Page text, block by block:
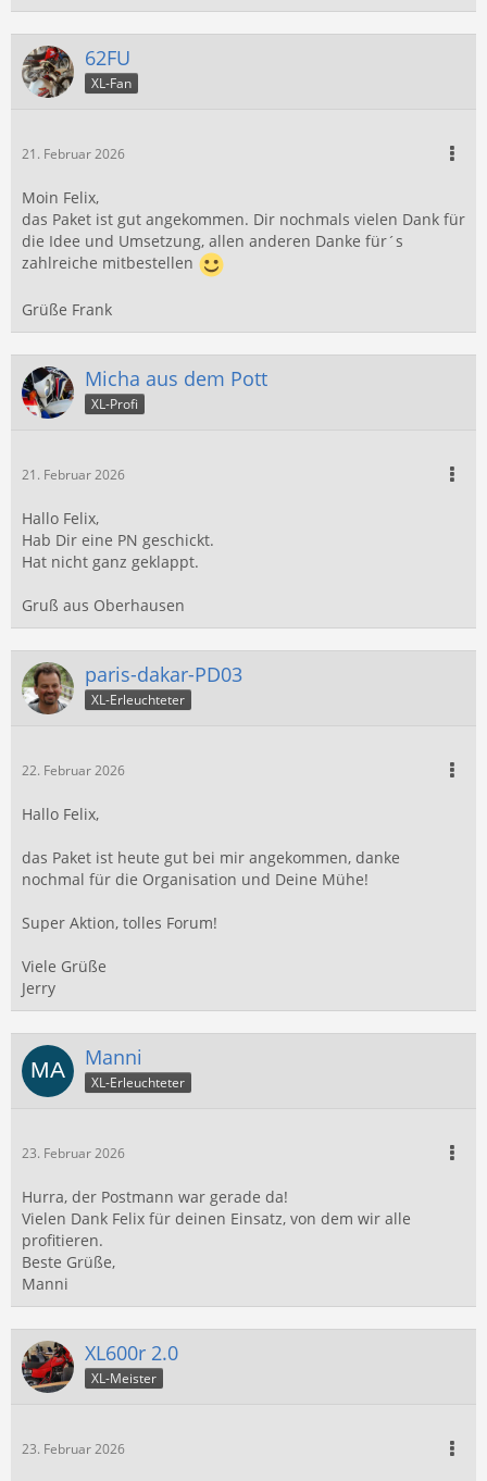
62FU
XL-Fan
21. Februar 2026
Moin Felix,
das Paket ist gut angekommen. Dir nochmals vielen Dank für
die Idee und Umsetzung, allen anderen Danke für´s
zahlreiche mitbestellen
Grüße Frank
Micha aus dem Pott
XL-Profi
21. Februar 2026
Hallo Felix,
Hab Dir eine PN geschickt.
Hat nicht ganz geklappt.
Gruß aus Oberhausen
paris-dakar-PD03
XL-Erleuchteter
22. Februar 2026
Hallo Felix,
das Paket ist heute gut bei mir angekommen, danke
nochmal für die Organisation und Deine Mühe!
Super Aktion, tolles Forum!
Viele Grüße
Jerry
Manni
XL-Erleuchteter
23. Februar 2026
Hurra, der Postmann war gerade da!
Vielen Dank Felix für deinen Einsatz, von dem wir alle
profitieren.
Beste Grüße,
Manni
XL600r 2.0
XL-Meister
23. Februar 2026